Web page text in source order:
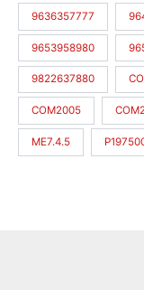
9636357777
9653958980
9822637880
COM2005
ME7.4.5